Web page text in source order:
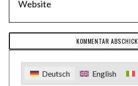
r
Deutsch English